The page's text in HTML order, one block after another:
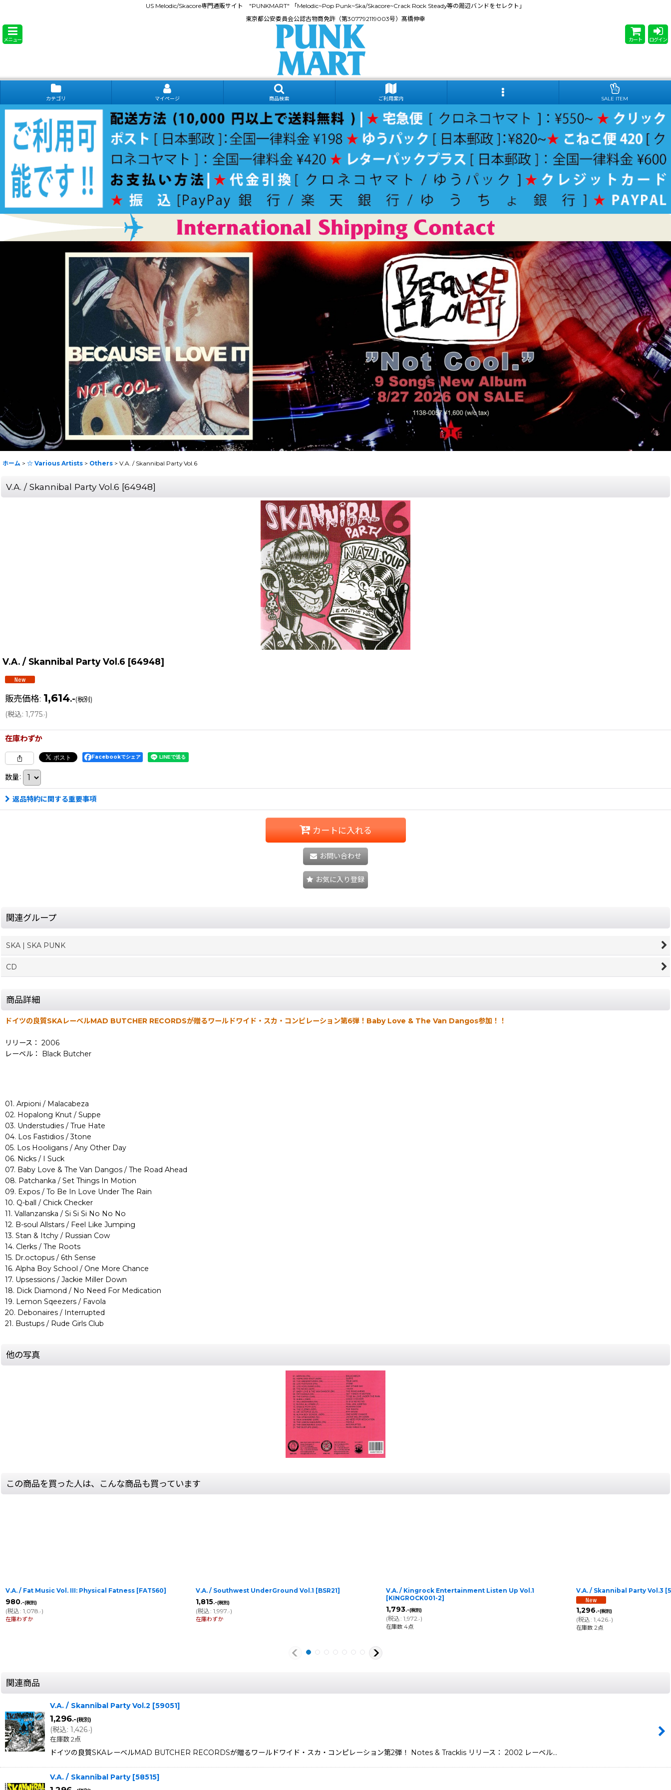
US Melodic/Skacore専門通販サイト "PUNKMART" 「Melodic~Pop Punk~Ska/Skacore~Crack Rock Steady等の周辺バンドをセレクト」
東京都公安委員会公認古物商免許（第307792119003号）髙橋伸幸
メニュー カート ログイン
カテゴリ マイページ 商品検索 ご利用案内 SALE ITEM
ホーム > ☆ Various Artists > Others > V.A. / Skannibal Party Vol.6
V.A. / Skannibal Party Vol.6 [64948]
V.A. / Skannibal Party Vol.6 [64948]
販売価格: 1,614.-(税別)
(税込: 1,775.-)
在庫わずか
Facebookでシェア
数量:
返品特約に関する重要事項
カートに入れる
お問い合わせ
お気に入り登録
関連グループ
SKA | SKA PUNK
CD
商品詳細
ドイツの良質SKAレーベルMAD BUTCHER RECORDSが贈るワールドワイド・スカ・コンピレーション第6弾！Baby Love & The Van Dangos参加！！
リリース： 2006
レーベル： Black Butcher
01. Arpioni / Malacabeza
02. Hopalong Knut / Suppe
03. Understudies / True Hate
04. Los Fastidios / 3tone
05. Los Hooligans / Any Other Day
06. Nicks / I Suck
07. Baby Love & The Van Dangos / The Road Ahead
08. Patchanka / Set Things In Motion
09. Expos / To Be In Love Under The Rain
10. Q-ball / Chick Checker
11. Vallanzanska / Si Si Si No No No
12. B-soul Allstars / Feel Like Jumping
13. Stan & Itchy / Russian Cow
14. Clerks / The Roots
15. Dr.octopus / 6th Sense
16. Alpha Boy School / One More Chance
17. Upsessions / Jackie Miller Down
18. Dick Diamond / No Need For Medication
19. Lemon Sqeezers / Favola
20. Debonaires / Interrupted
21. Bustups / Rude Girls Club
他の写真
この商品を買った人は、こんな商品も買っています
V.A. / Fat Music Vol. III: Physical Fatness [FAT560]
980.-(税別)
(税込: 1,078 .-)
在庫わずか
V.A. / Southwest UnderGround Vol.1 [BSR21]
1,815.-(税別)
(税込: 1,997 .-)
在庫わずか
V.A. / Kingrock Entertainment Listen Up Vol.1
[KINGROCK001-2]
1,793.-(税別)
(税込: 1,972 .-)
在庫数 4点
V.A. / Skannibal Party Vol.3 [
1,296.-(税別)
(税込: 1,426.-)
在庫数 2点
関連商品
V.A. / Skannibal Party Vol.2 [59051]
1,296.-(税別)
(税込: 1,426.-)
在庫数 2点
ドイツの良質SKAレーベルMAD BUTCHER RECORDSが贈るワールドワイド・スカ・コンピレーション第2弾！ Notes & Tracklis リリース： 2002 レーベル…
V.A. / Skannibal Party [58515]